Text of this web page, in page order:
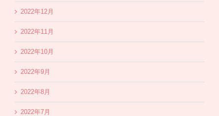
2022年12月
2022年11月
2022年10月
2022年9月
2022年8月
2022年7月